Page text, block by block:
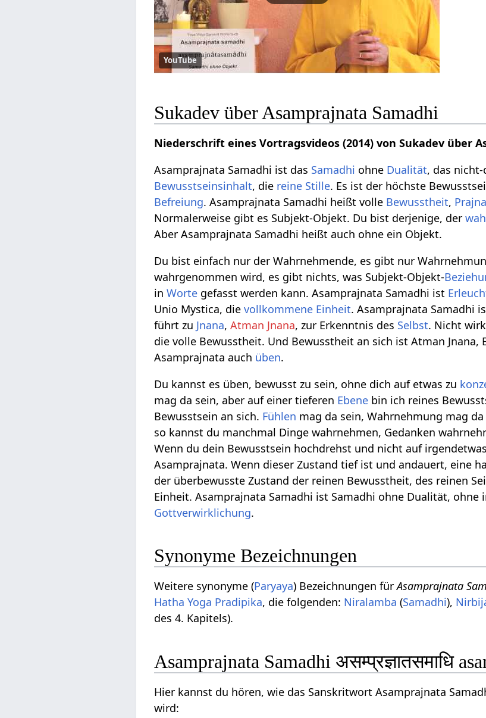
YouTube
Sukadev über Asamprajnata Samadhi
Niederschrift eines Vortragsvideos (2014) von Sukadev über
Asamprajnata Samadhi ist das Samadhi ohne Dualität, das
Bewusstseinsinhalt, die reine Stille. Es ist der höchste
Befreiung. Asamprajnata Samadhi heißt volle Bewusstheit, Prajna
Normalerweise gibt es Subjekt-Objekt. Du bist derjenige, der
Aber Asamprajnata Samadhi heißt auch ohne ein Objekt.
Du bist einfach nur der Wahrnehmende, es gibt nur
wahrgenommen wird, es gibt nichts, was Subjekt-Objekt-
inWorte gefasst werden kann. Asamprajnata Samadhi ist
Unio Mystica, dievollkommene Einheit. Asamprajnata Samadhi
führt zu Jnana,Atman Jnana, zur Erkenntnis des Selbst. Nicht
die volle Bewusstheit. Und Bewusstheit an sich ist Atman
Asamprajnata auch üben.
Du kannst es üben, bewusst zu sein, ohne dich auf etwas zu
mag da sein, aber auf einer tieferen Ebene bin ich reines
Bewusstsein an sich. Fühlen mag da sein, Wahrnehmung mag
so kannst du manchmal Dinge wahrnehmen, Gedanken
Wenn du dein Bewusstsein hochdrehst und nicht auf
Asamprajnata. Wenn dieser Zustand tief ist und andauert, eine
der überbewusste Zustand der reinen Bewusstheit, des reinen
Einheit. Asamprajnata Samadhi ist Samadhi ohne Dualität, ohne
Gottverwirklichung.
Synonyme Bezeichnungen
Weitere synonyme (Paryaya) Bezeichnungen fürAsamprajnata
Hatha Yoga Pradipika, die folgenden: Niralamba (Samadhi),
des 4. Kapitels).
Asamprajnata Samadhi असम्प्रज्ञातसमाधि
Hier kannst du hören, wie das Sanskritwort Asamprajnata
wird: